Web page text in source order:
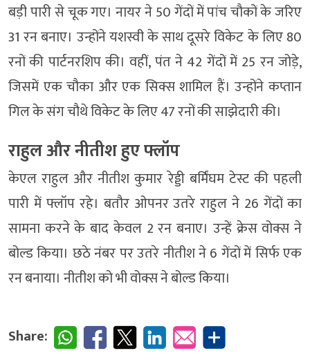
बड़ी पारी से चूक गए। नायर ने 50 गेंदों में पांच चौकों के जरिए
31 रन बनाए। उन्होंने यशस्वी के साथ दूसरे विकेट के लिए 80
रनों की पार्टनरशिप की। वहीं, पंत ने 42 गेंदों में 25 रन जोड़े,
जिसमें एक चौका और एक सिक्स शामिल हैं। उन्होंने कप्तान
गिल के संग चौथे विकेट के लिए 47 रनों की साझेदारी की।
राहुल और नीतीश हुए फ्लॉप
केएल राहुल और नीतीश कुमार रेड्डी बर्मिंघम टेस्ट की पहली
पारी में फ्लॉप रहे। बतौर ओपनर उतरे राहुल ने 26 गेंदों का
सामना करने के बाद केवल 2 रन बनाए। उन्हें क्रेस वोक्स ने
बोल्ड किया। छठे नंबर पर उतरे नीतीश ने 6 गेंदों में सिर्फ एक
रन बनाया। नीतीश को भी वोक्स ने बोल्ड किया।
Share: